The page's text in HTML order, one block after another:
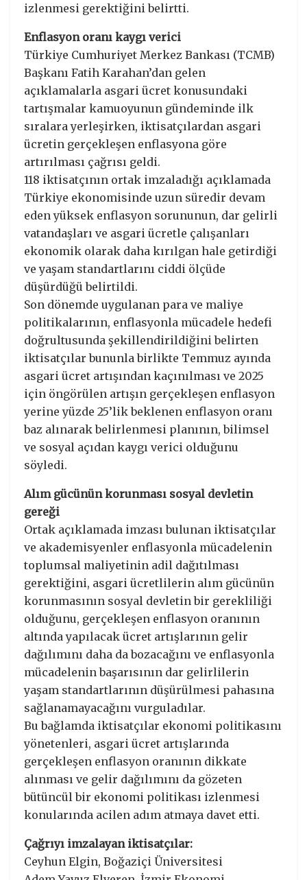
izlenmesi gerektiğini belirtti.
Enflasyon oranı kaygı verici
Türkiye Cumhuriyet Merkez Bankası (TCMB)
Başkanı Fatih Karahan’dan gelen
açıklamalarla asgari ücret konusundaki
tartışmalar kamuoyunun gündeminde ilk
sıralara yerleşirken, iktisatçılardan asgari
ücretin gerçekleşen enflasyona göre
artırılması çağrısı geldi.
118 iktisatçının ortak imzaladığı açıklamada
Türkiye ekonomisinde uzun süredir devam
eden yüksek enflasyon sorununun, dar gelirli
vatandaşları ve asgari ücretle çalışanları
ekonomik olarak daha kırılgan hale getirdiği
ve yaşam standartlarını ciddi ölçüde
düşürdüğü belirtildi.
Son dönemde uygulanan para ve maliye
politikalarının, enflasyonla mücadele hedefi
doğrultusunda şekillendirildiğini belirten
iktisatçılar bununla birlikte Temmuz ayında
asgari ücret artışından kaçınılması ve 2025
için öngörülen artışın gerçekleşen enflasyon
yerine yüzde 25’lik beklenen enflasyon oranı
baz alınarak belirlenmesi planının, bilimsel
ve sosyal açıdan kaygı verici olduğunu
söyledi.
Alım gücünün korunması sosyal devletin
gereği
Ortak açıklamada imzası bulunan iktisatçılar
ve akademisyenler enflasyonla mücadelenin
toplumsal maliyetinin adil dağıtılması
gerektiğini, asgari ücretlilerin alım gücünün
korunmasının sosyal devletin bir gerekliliği
olduğunu, gerçekleşen enflasyon oranının
altında yapılacak ücret artışlarının gelir
dağılımını daha da bozacağını ve enflasyonla
mücadelenin başarısının dar gelirlilerin
yaşam standartlarının düşürülmesi pahasına
sağlanamayacağını vurguladılar.
Bu bağlamda iktisatçılar ekonomi politikasını
yönetenleri, asgari ücret artışlarında
gerçekleşen enflasyon oranının dikkate
alınması ve gelir dağılımını da gözeten
bütüncül bir ekonomi politikası izlenmesi
konularında acilen adım atmaya davet etti.
Çağrıyı imzalayan iktisatçılar:
Ceyhun Elgin, Boğaziçi Üniversitesi